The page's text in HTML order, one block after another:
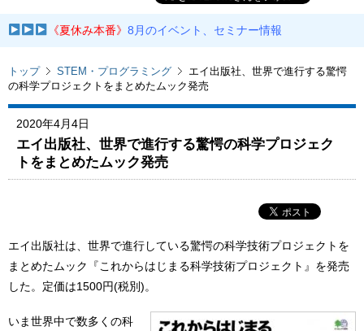
《夏休み本番》8月のイベント、セミナー情報
トップ STEM・プログラミング
エイ出版社、世界で進行する驚愕
の科学プロジェクトをまとめたムック発売
2020年4月4日
エイ出版社、世界で進行する驚愕の科学プロジェク
トをまとめたムック発売
エイ出版社は、世界で進行している驚愕の科学技術プロジェクトを
まとめたムック『これからはじまる科学技術プロジェクト』を発売
した。定価は1500円(税別)。
いま世界中で数多くの科